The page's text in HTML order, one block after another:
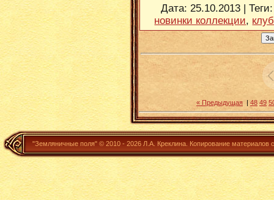
Дата: 25.10.2013 | Теги
новинки коллекции,
« Предыдущая | 48 49
"Земляничные поля" © 2010 - 2026 Л.А. Креклина. Копирование материалов